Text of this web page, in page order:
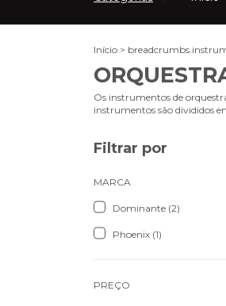
Início >
Os instrumentos de
instrumentos são divididos
Filtrar por
MARCA
Dominante (2)
Phoenix (1)
PREÇO